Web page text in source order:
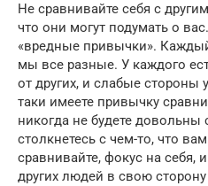
Не сравнивайте себя с
что они могут подумать о
«вредные привычки».
мы все разные. У каждого
от других, и слабые стороны
таки имеете привычку
никогда не будете довольны
столкнетесь с чем-то, что
сравнивайте, фокус на себя,
других людей в свою